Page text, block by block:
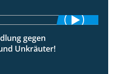
gegen
Unkräuter!